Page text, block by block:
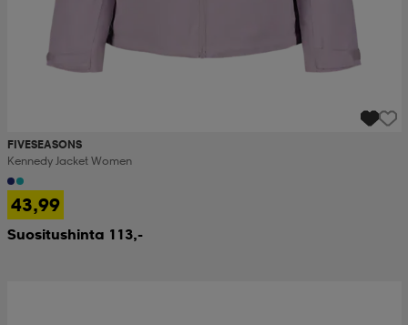
FIVESEASONS
Kennedy Jacket Women
43,99
Suositushinta 113,-